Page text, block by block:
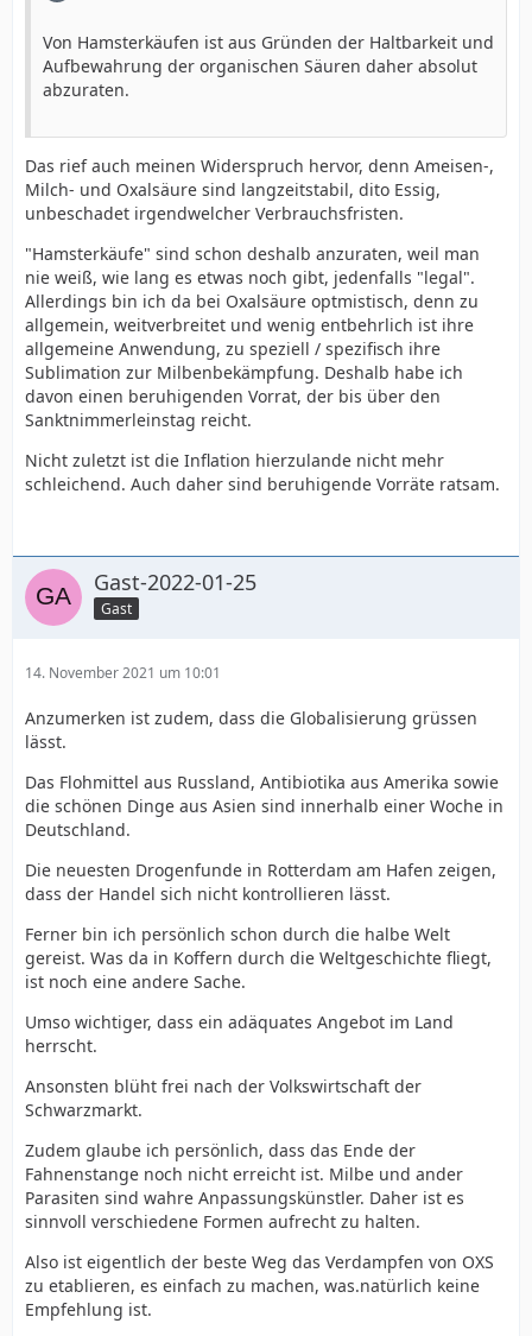
Von Hamsterkäufen ist aus Gründen der Haltbarkeit und
Aufbewahrung der organischen Säuren daher absolut
abzuraten.
Das rief auch meinen Widerspruch hervor, denn Ameisen-,
Milch- und Oxalsäure sind langzeitstabil, dito Essig,
unbeschadet irgendwelcher Verbrauchsfristen.
"Hamsterkäufe" sind schon deshalb anzuraten, weil man
nie weiß, wie lang es etwas noch gibt, jedenfalls "legal".
Allerdings bin ich da bei Oxalsäure optmistisch, denn zu
allgemein, weitverbreitet und wenig entbehrlich ist ihre
allgemeine Anwendung, zu speziell / spezifisch ihre
Sublimation zur Milbenbekämpfung. Deshalb habe ich
davon einen beruhigenden Vorrat, der bis über den
Sanktnimmerleinstag reicht.
Nicht zuletzt ist die Inflation hierzulande nicht mehr
schleichend. Auch daher sind beruhigende Vorräte ratsam.
Gast-2022-01-25
Gast
14. November 2021 um 10:01
Anzumerken ist zudem, dass die Globalisierung grüssen
lässt.
Das Flohmittel aus Russland, Antibiotika aus Amerika sowie
die schönen Dinge aus Asien sind innerhalb einer Woche in
Deutschland.
Die neuesten Drogenfunde in Rotterdam am Hafen zeigen,
dass der Handel sich nicht kontrollieren lässt.
Ferner bin ich persönlich schon durch die halbe Welt
gereist. Was da in Koffern durch die Weltgeschichte fliegt,
ist noch eine andere Sache.
Umso wichtiger, dass ein adäquates Angebot im Land
herrscht.
Ansonsten blüht frei nach der Volkswirtschaft der
Schwarzmarkt.
Zudem glaube ich persönlich, dass das Ende der
Fahnenstange noch nicht erreicht ist. Milbe und ander
Parasiten sind wahre Anpassungskünstler. Daher ist es
sinnvoll verschiedene Formen aufrecht zu halten.
Also ist eigentlich der beste Weg das Verdampfen von OXS
zu etablieren, es einfach zu machen, was.natürlich keine
Empfehlung ist.